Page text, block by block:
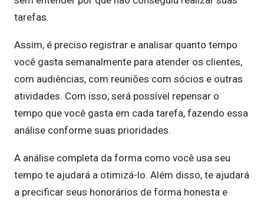
tarefas.
Assim, é preciso registrar e analisar quanto tempo
você gasta semanalmente para atender os clientes,
com audiências, com reuniões com sócios e outras
atividades. Com isso, será possível repensar o
tempo que você gasta em cada tarefa, fazendo essa
análise conforme suas prioridades.
A análise completa da forma como você usa seu
tempo te ajudará a otimizá-lo. Além disso, te ajudará
a precificar seus honorários de forma honesta e